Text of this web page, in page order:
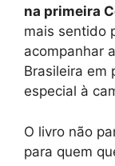
na primeira
mais sentido
acompanhar
Brasileira em
especial à
O livro não
para quem